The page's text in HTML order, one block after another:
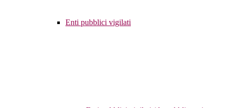
Enti pubblici vigilati